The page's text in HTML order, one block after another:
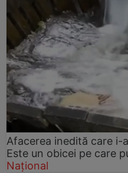
Afacerea inedită care i-
Este un obicei pe care
Național